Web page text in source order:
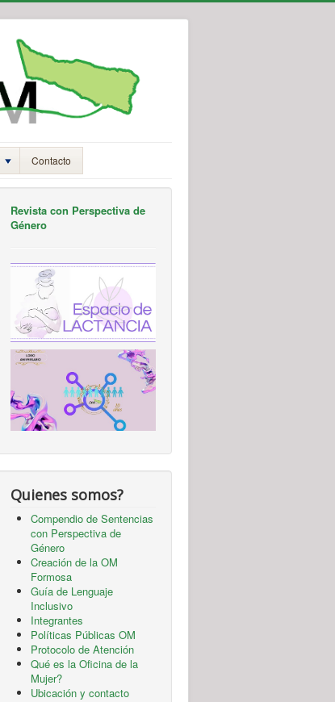
Contacto
Revista con Perspectiva de
Género
Quienes somos?
Compendio de Sentencias
con Perspectiva de
Género
Creación de la OM
Formosa
Guía de Lenguaje
Inclusivo
Integrantes
Políticas Públicas OM
Protocolo de Atención
Qué es la Oficina de la
Mujer?
Ubicación y contacto